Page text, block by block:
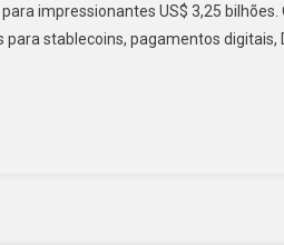
US$
500
impressionantes US$ 3,25
stablecoins, pagamentos digitais,